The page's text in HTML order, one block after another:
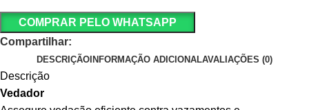
COMPRAR PELO WHATSAPP
Compartilhar:
DESCRIÇÃO INFORMAÇÃO ADICIONALAVALIAÇÕES (0)
Descrição
Vedador